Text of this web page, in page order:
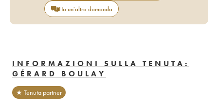
Ho un'altra domanda
INFORMAZIONI SULLA TENUTA:
GÉRARD BOULAY
★ Tenuta partner